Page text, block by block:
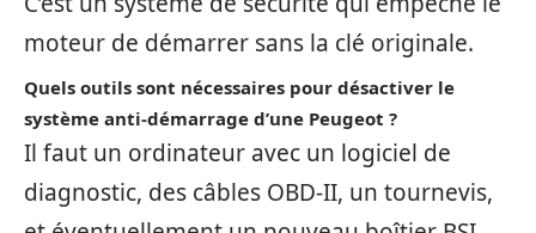
moteur de démarrer sans la clé originale.
Quels outils sont nécessaires pour désactiver le
système anti-démarrage d’une Peugeot ?
Il faut un ordinateur avec un logiciel de
diagnostic, des câbles OBD-II, un tournevis,